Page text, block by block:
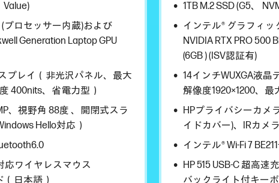
Value)
プロセッサー内蔵)および
Generation Laptop GPU
プレイ（非光沢パネル、最大
400nits、省電力型）
、視野角 88度 、開閉式スラ
Hello対応）
応ワイヤレスマウス
日本語）
1TB M.2 SSD (G5、
インテル® グラフィ
NVIDIA RTX PRO 500
(6GB ) (ISV認証有)
14インチWUXGA液
解像度1920×1200、最
HPプライバシーカメ
イドカバー)、IRカメ
インテル® Wi-Fi 7
HP 515 USB-C 超高速
バックライト付キー